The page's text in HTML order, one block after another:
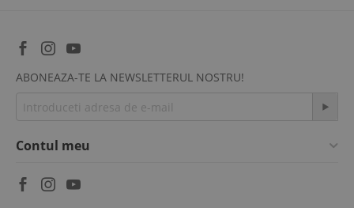
ABONEAZA-TE LA NEWSLETTERUL NOSTRU!
Contul meu